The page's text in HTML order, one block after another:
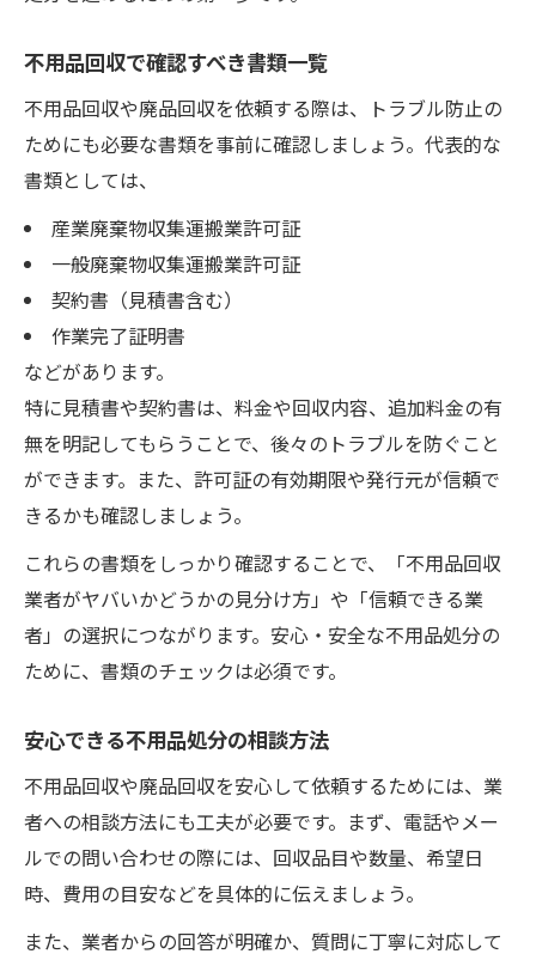
不用品回収で確認すべき書類一覧
不用品回収や廃品回収を依頼する際は、トラブル防止の
ためにも必要な書類を事前に確認しましょう。代表的な
書類としては、
産業廃棄物収集運搬業許可証
一般廃棄物収集運搬業許可証
契約書（見積書含む）
作業完了証明書
などがあります。
特に見積書や契約書は、料金や回収内容、追加料金の有
無を明記してもらうことで、後々のトラブルを防ぐこと
ができます。また、許可証の有効期限や発行元が信頼で
きるかも確認しましょう。
これらの書類をしっかり確認することで、「不用品回収
業者がヤバいかどうかの見分け方」や「信頼できる業
者」の選択につながります。安心・安全な不用品処分の
ために、書類のチェックは必須です。
安心できる不用品処分の相談方法
不用品回収や廃品回収を安心して依頼するためには、業
者への相談方法にも工夫が必要です。まず、電話やメー
ルでの問い合わせの際には、回収品目や数量、希望日
時、費用の目安などを具体的に伝えましょう。
また、業者からの回答が明確か、質問に丁寧に対応して